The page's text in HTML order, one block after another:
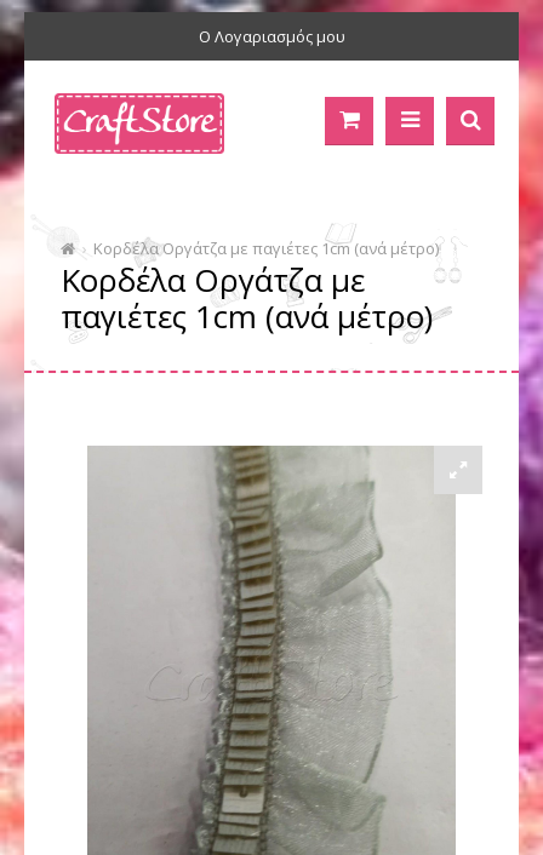
Ο Λογαριασμός μου
Κορδέλα Οργάτζα με παγιέτες 1cm (ανά μέτρο)
Κορδέλα Οργάτζα με
παγιέτες 1cm (ανά μέτρο)